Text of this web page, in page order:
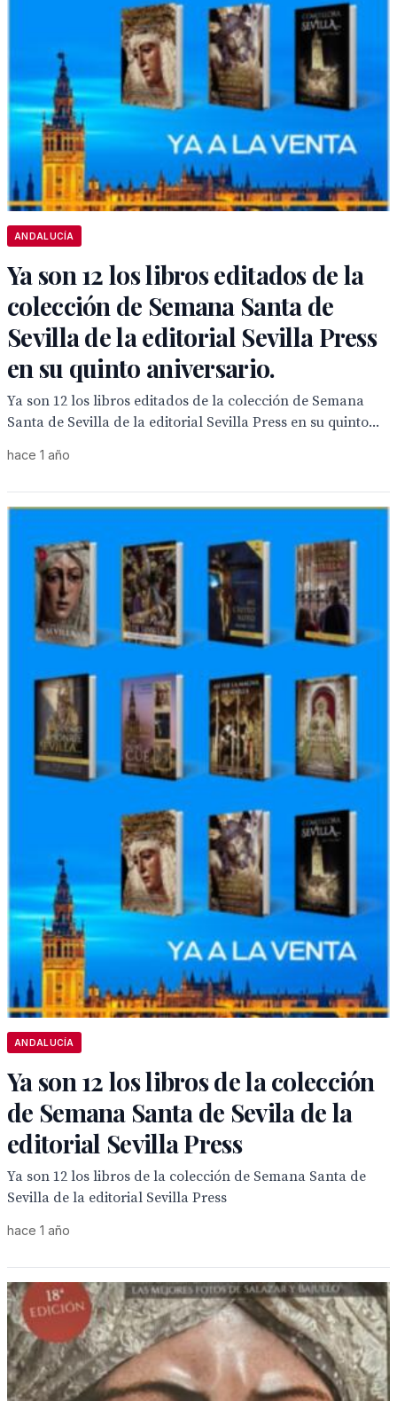
ANDALUCÍA
Ya son 12 los libros editados de la
colección de Semana Santa de
Sevilla de la editorial Sevilla Press
en su quinto aniversario.
Ya son 12 los libros editados de la colección de Semana
Santa de Sevilla de la editorial Sevilla Press en su quinto...
hace 1 año
ANDALUCÍA
Ya son 12 los libros de la colección
de Semana Santa de Sevila de la
editorial Sevilla Press
Ya son 12 los libros de la colección de Semana Santa de
Sevilla de la editorial Sevilla Press
hace 1 año